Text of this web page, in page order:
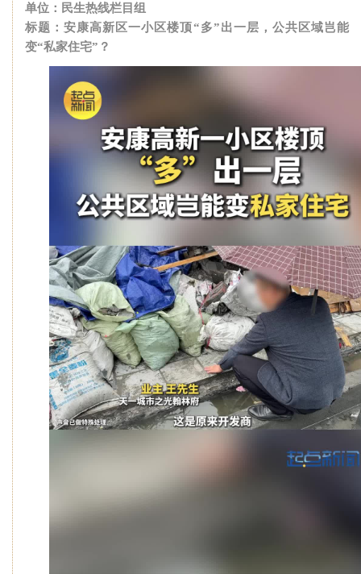
单位：民生热线栏目组
标题：安康高新区一小区楼顶“多”出一层，公共区域岂能
变“私家住宅”？